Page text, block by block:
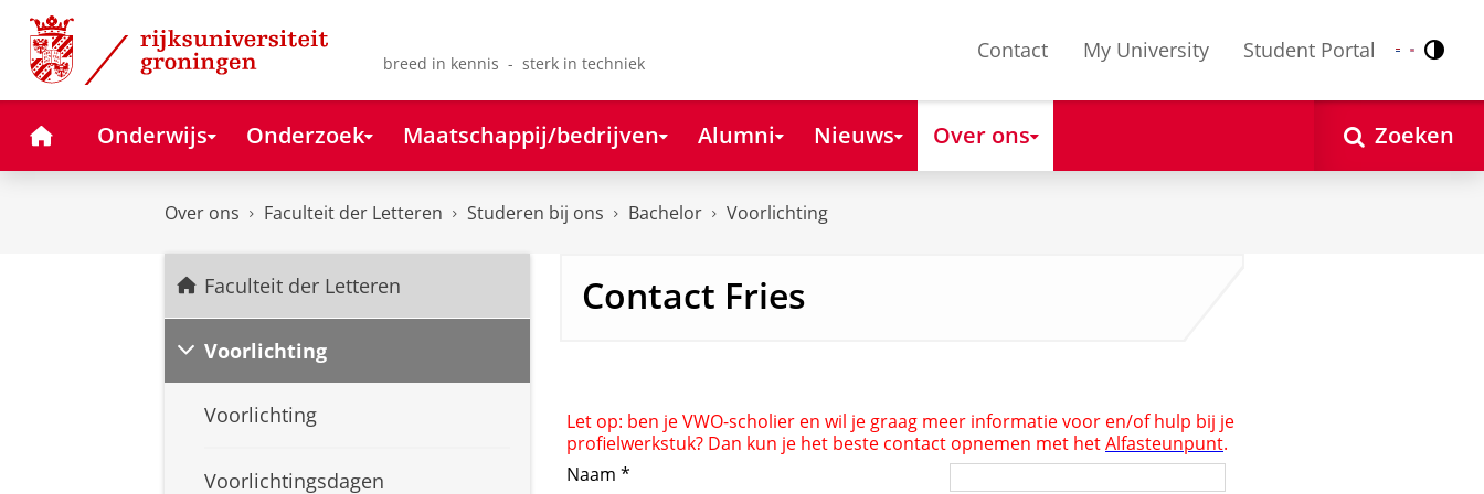
Skip
Content
Skip
Navigation
breed in kennis - sterk in techniek
Contact My University Student Portal Nederlands
English
HomeOnderwijs Onderzoek Maatschappij/bedrijven Alumni Nieuws Over ons Zoeken
Over ons Faculteit der Letteren Studeren bij ons Bachelor Voorlichting
Faculteit der Letteren
Voorlichting
Voorlichting
Voorlichtingsdagen
Contact Fries